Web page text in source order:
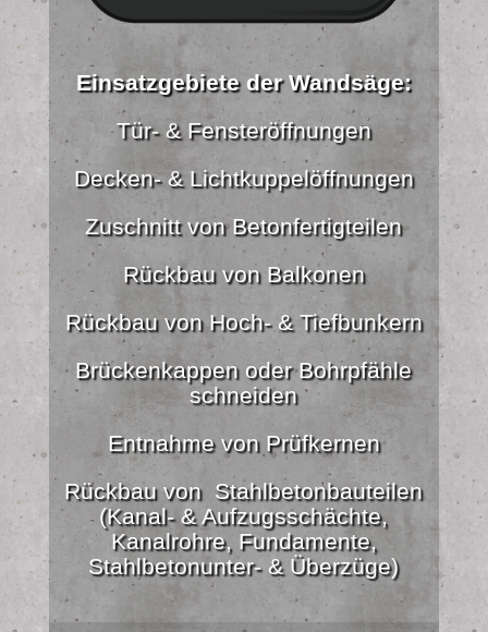
Einsatzgebiete der Wandsäge:
Tür- & Fensteröffnungen
Decken- & Lichtkuppelöffnungen
Zuschnitt von Betonfertigteilen
Rückbau von Balkonen
Rückbau von Hoch- & Tiefbunkern
Brückenkappen oder Bohrpfähle
schneiden
Entnahme von Prüfkernen
Rückbau von Stahlbetonbauteilen
(Kanal- & Aufzugsschächte,
Kanalrohre, Fundamente,
Stahlbetonunter- & Überzüge)